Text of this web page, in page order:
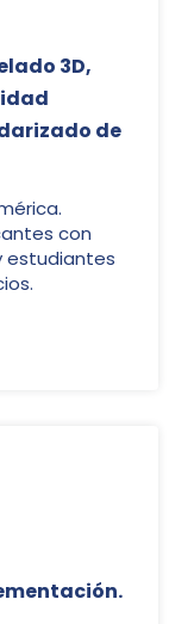
3D,
de
con
estudiantes